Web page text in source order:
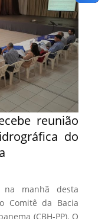
reunião
do
na manhã desta
Comitê da Bacia
(CBH-PP). O